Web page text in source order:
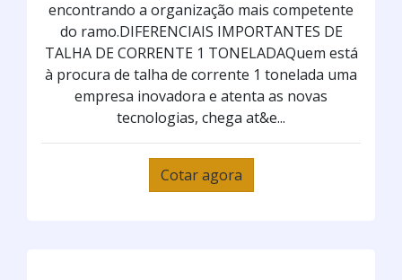
encontrando a organização mais competente
do ramo.DIFERENCIAIS IMPORTANTES DE
TALHA DE CORRENTE 1 TONELADAQuem está
à procura de talha de corrente 1 tonelada uma
empresa inovadora e atenta as novas
tecnologias, chega at&e...
Cotar agora